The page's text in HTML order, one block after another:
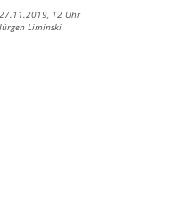
27.11.2019, 12 Uhr
Jürgen Liminski